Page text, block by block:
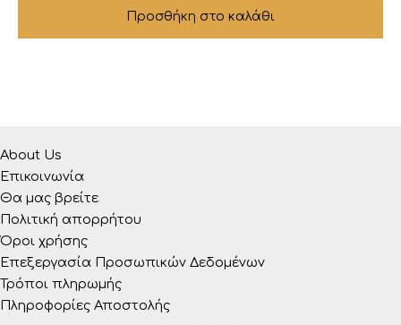
Προσθήκη στο καλάθι
About Us
Επικοινωνία
Θα μας βρείτε
Πολιτική απορρήτου
Όροι χρήσης
Επεξεργασία Προσωπικών Δεδομένων
Τρόποι πληρωμής
Πληροφορίες Αποστολής